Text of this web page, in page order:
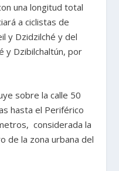
una longitud total
a ciclistas de
y Dzidzilché y del
y Dzibilchaltún, por
sobre la calle 50
hasta el Periférico
considerada la
de la zona urbana del